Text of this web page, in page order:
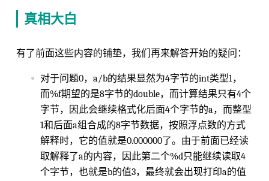
真相大白
有了前面这些内容的铺垫，我们再来解答开始的疑问：
对于问题0，a/b的结果显然为4字节的int类型1，
而%f期望的是8字节的double，而计算结果只有4个
字节，因此会继续格式化后面4个字节的a，而整型
1和后面a组合成的8字节数据，按照浮点数的方式
解释时，它的值就是0.000000了。由于前面已经读
取解释了a的内容，因此第二个%d只能继续读取4
个字节，也就是b的值3，最终就会出现打印a的值